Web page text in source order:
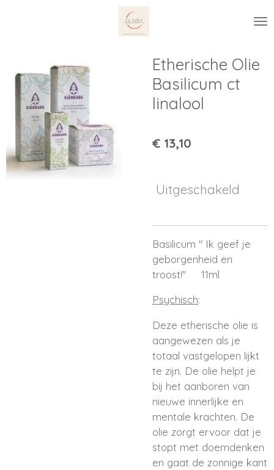
hoofdinhoud
Etherische Olie
Basilicum ct
linalool
€ 13,10
Uitgeschakeld
Basilicum " Ik geef je
geborgenheid en
troost!" 11ml
Psychisch:
Deze etherische olie is
aangewezen als je
totaal vastgelopen lijkt
te zijn. De olie helpt je
bij het aanboren van
nieuwe innerlijke en
mentale krachten. De
olie zorgt ervoor dat je
stopt met doemdenken
en gaat de zonnige kant